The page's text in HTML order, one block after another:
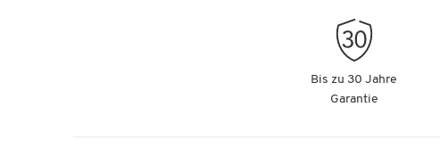
Bis zu 30 Jahre
Garantie